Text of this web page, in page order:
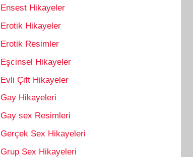
Ensest Hikayeler
Erotik Hikayeler
Erotik Resimler
Eşcinsel Hikayeler
Evli Çift Hikayeler
Gay Hikayeleri
Gay sex Resimleri
Gerçek Sex Hikayeleri
Grup Sex Hikayeleri